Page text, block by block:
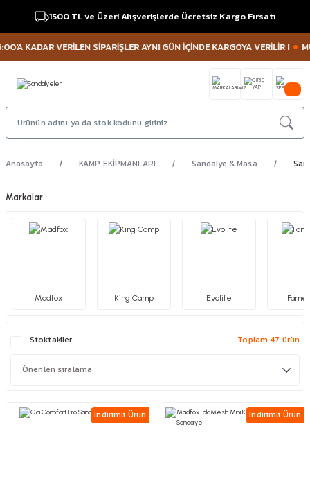
1500 TL ve Üzeri Alışverişlerde Ücretsiz Kargo Fırsatı
VERİLEN SİPARİŞLER AYNI GÜN İÇİNDE KARGOYA VERİLİR !
Anasayfa KAMP EKİPMANLARI Sandalye & Masa
Markalar
Madfox King Camp Evolite
Stoktakiler Toplam 47 ürün
İndirimli Ürün İndirimli Ürün